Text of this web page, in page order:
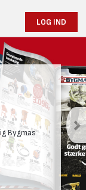
LOG IND
Bygmas